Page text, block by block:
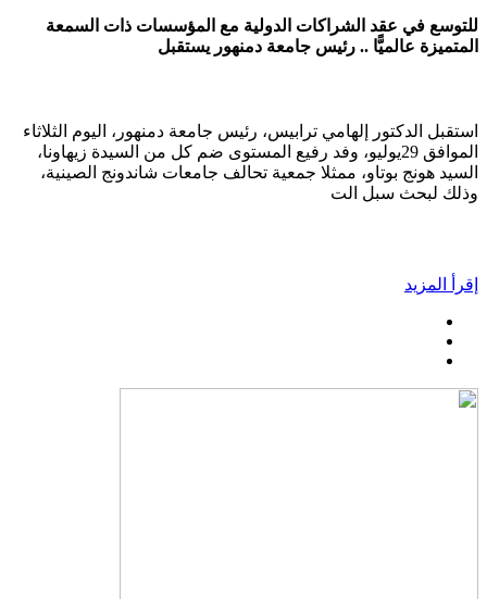
للتوسع في عقد الشراكات الدولية مع المؤسسات ذات السمعة
المتميزة عالميًّا .. رئيس جامعة دمنهور يستقبل
استقبل الدكتور إلهامي ترابيس، رئيس جامعة دمنهور، اليوم الثلاثاء
الموافق 29يوليو، وفد رفيع المستوى ضم كل من السيدة زيهاونا،
السيد هونج بوتاو، ممثلا جمعية تحالف جامعات شاندونج الصينية،
وذلك لبحث سبل الت
إقرأ المزيد